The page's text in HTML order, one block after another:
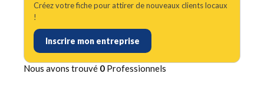
Créez votre fiche pour attirer de nouveaux clients locaux
!
Inscrire mon entreprise
Nous avons trouvé 0 Professionnels